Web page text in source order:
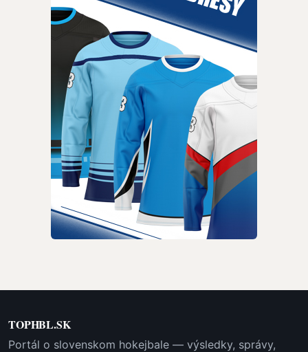
TOPHBL.SK
Portál o slovenskom hokejbale — výsledky, správy,